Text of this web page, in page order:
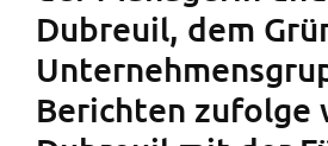
Dubreuil, dem
Berichten zufolge